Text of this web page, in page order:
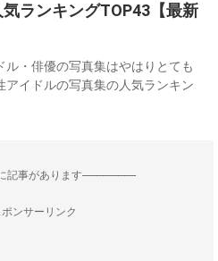
ランキングTOP43【最新
・俳優の写真集はやはりとても
アイドルの写真集の人気ランキン
記事があります--------------------
ンサーリンク